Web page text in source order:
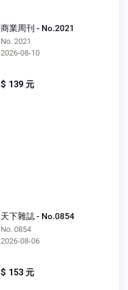
商業周刊 - No.2021
No. 2021
2026-08-10
$ 139 元
天下雜誌 - No.0854
No. 0854
2026-08-06
$ 153 元